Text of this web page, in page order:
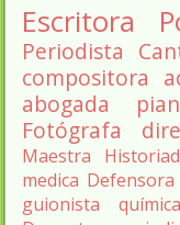
Escritora
Periodista
compositora
abogada
Fotógrafa
Maestra
medica
guionista
química